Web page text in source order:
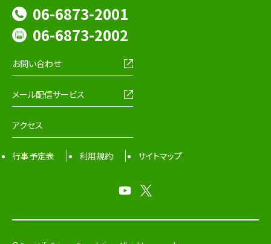
06-6873-2001
06-6873-2002
お問い合わせ
メール配信サービス
アクセス
行事予定表 利用規約 サイトマップ